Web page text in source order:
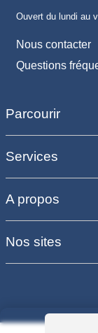
Ouvert du lundi au
Nous contacter
Questions
Parcourir
Services
A propos
Nos sites